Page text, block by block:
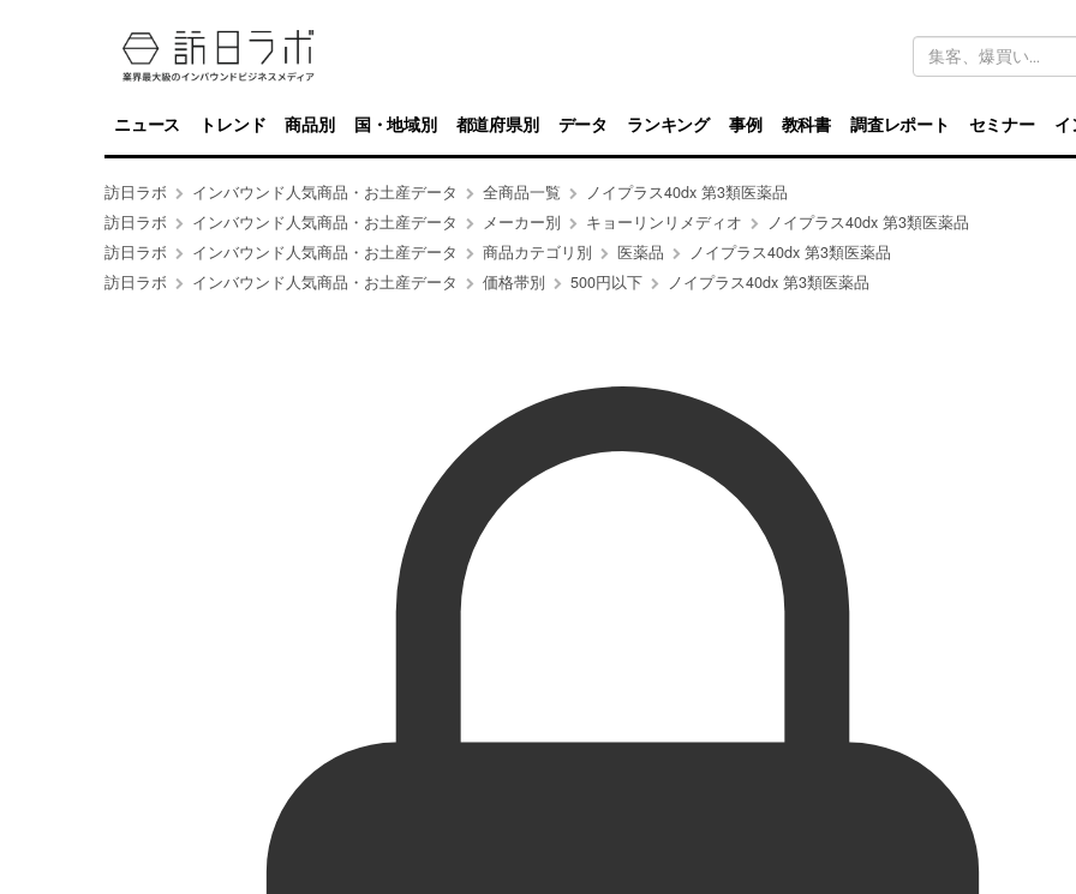
キ
ワ
ド
検
索
ニュース トレンド 商品別 国・地域別 都道府県別 データ ランキング 事例 教科書 調査レポート セミナー イ
訪日ラボ インバウンド人気商品・お土産データ 全商品一覧
ノイプラス40dx 第3類医薬品
訪日ラボ
インバウンド人気商品・お土産データ メーカー別 キョーリンリメディオ
ノイプラス40dx 第3類医薬品
訪日ラボ
インバウンド人気商品・お土産データ 商品カテゴリ別 医薬品
ノイプラス40dx 第3類医薬品
訪日ラボ
インバウンド人気商品・お土産データ 価格帯別 500円以下 ノイプラス40dx 第3類医薬品